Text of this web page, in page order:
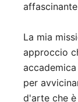
La mia
approccio
per
d'arte che